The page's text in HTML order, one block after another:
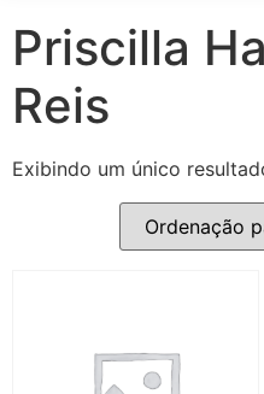
Priscilla
Reis
Exibindo um único